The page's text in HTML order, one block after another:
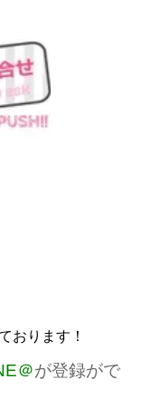
おります！
＠が登録がで